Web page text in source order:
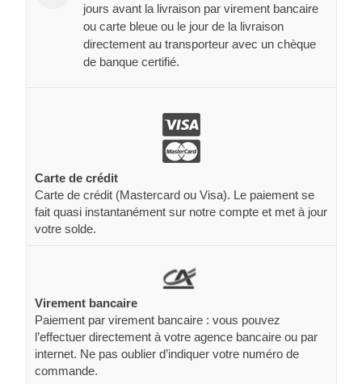
jours avant la livraison par virement bancaire
ou carte bleue ou le jour de la livraison
directement au transporteur avec un chèque
de banque certifié.
Carte de crédit
Carte de crédit (Mastercard ou Visa). Le paiement se
fait quasi instantanément sur notre compte et met à jour
votre solde.
Virement bancaire
Paiement par virement bancaire : vous pouvez
l’effectuer directement à votre agence bancaire ou par
internet. Ne pas oublier d’indiquer votre numéro de
commande.